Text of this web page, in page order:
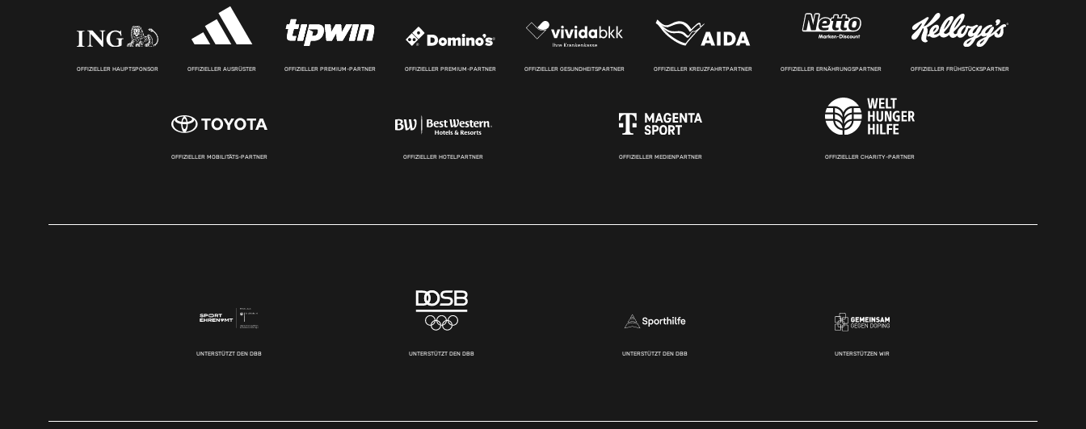
OFFIZIELLER HAUPTSPONSOR OFFIZIELLER AUSRÜSTER OFFIZIELLER PREMIUM-PARTNER OFFIZIELLER PREMIUM-PARTNER OFFIZIELLER GESUNDHEITSPARTNER OFFIZIELLER KREUZFAHRTPARTNER OFFIZIELLER ERNÄHRUNGSPARTNER OFFIZIELLER FRÜHSTÜCKSPARTNER
OFFIZIELLER MOBILITÄTS-PARTNER OFFIZIELLER HOTELPARTNER OFFIZIELLER MEDIENPARTNER OFFIZIELLER CHARITY-PARTNER
UNTERSTÜTZT DEN DBB UNTERSTÜTZT DEN DBB UNTERSTÜTZT DEN DBB UNTERSTÜTZEN WIR